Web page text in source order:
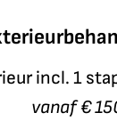
incl. 1
vanaf €